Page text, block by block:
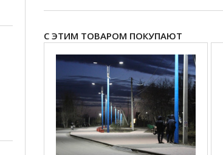
С ЭТИМ ТОВАРОМ ПОКУПАЮТ